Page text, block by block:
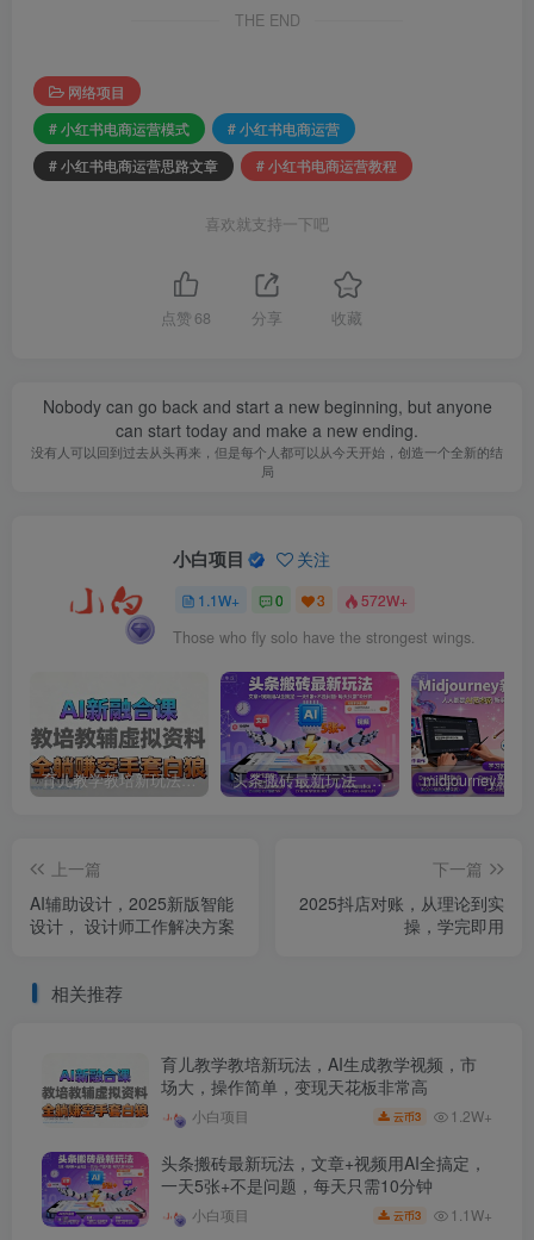
THE END
网络项目
# 小红书电商运营模式
# 小红书电商运营
# 小红书电商运营思路文章
# 小红书电商运营教程
喜欢就支持一下吧
点赞 68 分享 收藏
Nobody can go back and start a new beginning, but anyone
can start today and make a new ending.
没有人可以回到过去从头再来，但是每个人都可以从今天开始，创造一个全新的结
局
小白项目 关注
1.1W+ 0 3 572W+
Those who fly solo have the strongest wings.
育儿教学教培新玩法，AI生成教学视频，市场大，操作简单，变现天花板非常高 头条搬砖最新玩法，文章+视频用AI全搞定，一天5张+不是问题，每天只需10分钟
上一篇
AI辅助设计，2025新版智能
设计， 设计师工作解决方案
下一篇
2025抖店对账，从理论到实
操，学完即用
相关推荐
育儿教学教培新玩法，AI生成教学视频，市
场大，操作简单，变现天花板非常高
小白项目 云币3 1.2W+
头条搬砖最新玩法，文章+视频用AI全搞定，
一天5张+不是问题，每天只需10分钟
小白项目 云币3 1.1W+